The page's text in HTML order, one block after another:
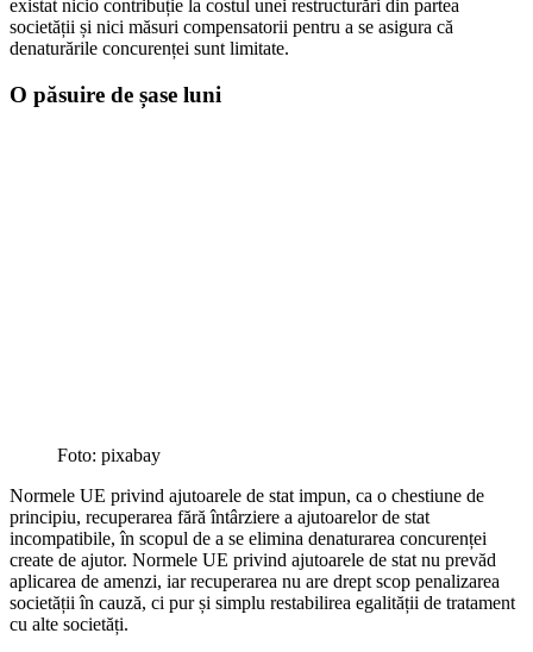
existat nicio contribuție la costul unei restructurări din partea
societății și nici măsuri compensatorii pentru a se asigura că
denaturările concurenței sunt limitate.
O păsuire de șase luni
Foto: pixabay
Normele UE privind ajutoarele de stat impun, ca o chestiune de
principiu, recuperarea fără întârziere a ajutoarelor de stat
incompatibile, în scopul de a se elimina denaturarea concurenței
create de ajutor. Normele UE privind ajutoarele de stat nu prevăd
aplicarea de amenzi, iar recuperarea nu are drept scop penalizarea
societății în cauză, ci pur și simplu restabilirea egalității de tratament
cu alte societăți.